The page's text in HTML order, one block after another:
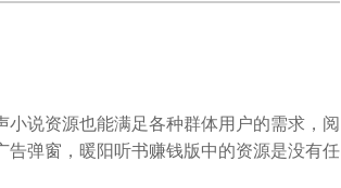
说资源也能满足各种群体用户的需求，阅
弹窗，暖阳听书赚钱版中的资源是没有任